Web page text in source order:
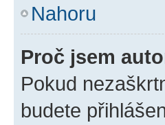
Nahoru
Proč jsem
Pokud
budete